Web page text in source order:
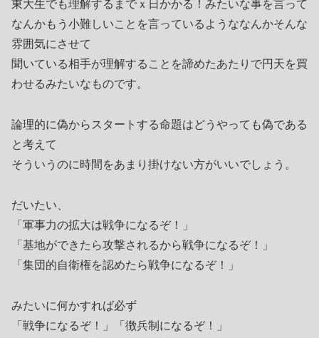
東大生でも理解するまでｘ日かかる！みたいな事を言って
なんかもう小難しいことを言っているようななんかそんな
雰囲気にさせて
聞いている相手が理解することを諦めたあたりで円天を買
わせるみたいなものです。
論理的に偽からスタートする命題はどうやっても偽である
と考えて
そういうのに時間をあまり掛けない方がいいでしょう。
だいたい、
「軍事力の拡大は戦争になるぞ！」
「基地ができたら攻撃されるから戦争になるぞ！」
「集団的自衛権を認めたら戦争になるぞ！」
みたいに何かすれば必ず
「戦争になるぞ！」「徴兵制になるぞ！」